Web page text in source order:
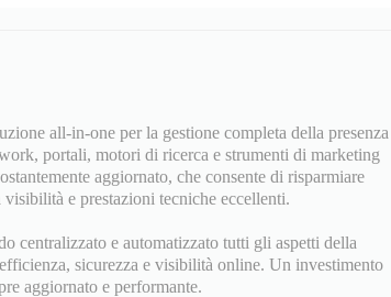
all-in-one per la gestione completa della presenza
portali, motori di ricerca e strumenti di marketing
aggiornato, che consente di risparmiare
e prestazioni tecniche eccellenti.
centralizzato e automatizzato tutti gli aspetti della
sicurezza e visibilità online. Un investimento
aggiornato e performante.